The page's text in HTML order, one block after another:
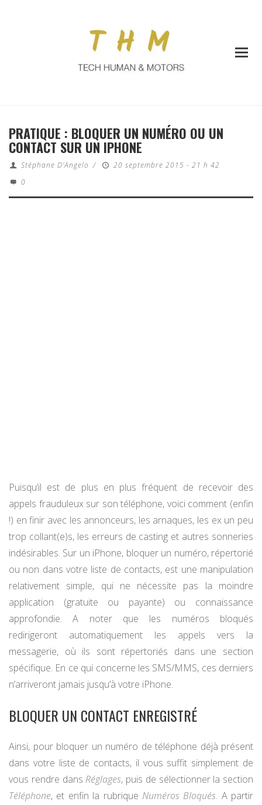
PRATIQUE : BLOQUER UN NUMÉRO OU UN
CONTACT SUR UN IPHONE
Stéphane D'Angelo /
20 septembre 2015 - 21 h 42
0
Puisqu’il est de plus en plus fréquent de recevoir des
appels frauduleux sur son téléphone, voici comment (enfin
!) en finir avec les annonceurs, les arnaques, les ex un peu
trop collant(e)s, les erreurs de casting et autres sonneries
indésirables. Sur un iPhone, bloquer un numéro, répertorié
ou non dans votre liste de contacts, est une manipulation
relativement simple, qui ne nécessite pas la moindre
application (gratuite ou payante) ou connaissance
approfondie. A noter que les numéros bloqués
redirigeront automatiquement les appels vers la
messagerie, où ils sont répertoriés dans une section
spécifique. En ce qui concerne les SMS/MMS, ces derniers
n’arriveront jamais jusqu’à votre iPhone.
BLOQUER UN CONTACT ENREGISTRÉ
Ainsi, pour bloquer un numéro de téléphone déjà présent
dans votre liste de contacts, il vous suffit simplement de
vous rendre dans Réglages, puis de sélectionner la section
Téléphone, et enfin la rubrique Numéros Bloqués. A partir